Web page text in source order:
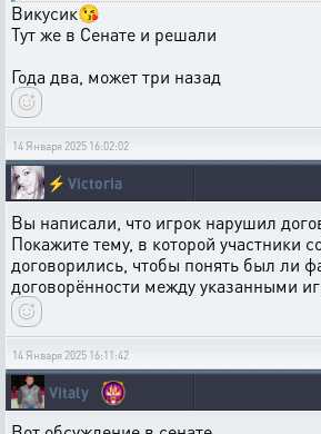
Викусик😘
Тут же в Сенате и решали
Года два, может три назад
14 Января 2025 16:02:02
⚡ Victoria
Вы написали, что игрок нарушил
Покажите тему, в которой участники
договорились, чтобы понять был ли
договорённости между указанными
14 Января 2025 16:11:42
Vitaly